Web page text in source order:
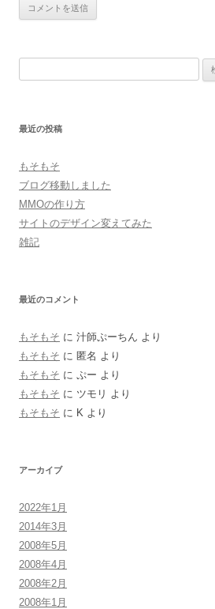
最近の投稿
もそもそ
ブログ移動しました
MMOの作り方
サイトのデザイン変えてみた
雑記
最近のコメント
もそもそ に 汁師ぷーちん より
もそもそ に 匿名 より
もそもそ に ぷー より
もそもそ に ツモリ より
もそもそ に K より
アーカイブ
2022年1月
2014年3月
2008年5月
2008年4月
2008年2月
2008年1月